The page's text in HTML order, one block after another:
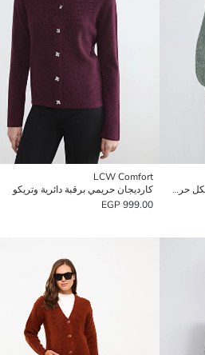
كارديجان تريكو للسيدات بياقة على شكل حرف V وكم بالون
LCW Comfort
كارديجان حريمي برقبة دائرية وتريكو
999.00 EGP